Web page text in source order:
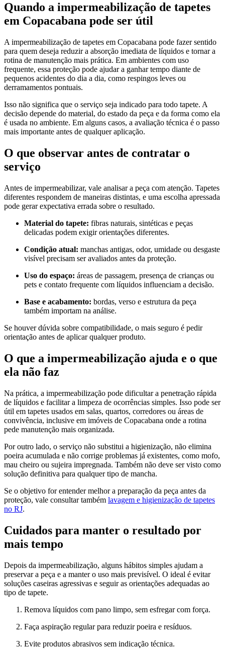
Quando a impermeabilização de tapetes
em Copacabana pode ser útil
A impermeabilização de tapetes em Copacabana pode fazer sentido
para quem deseja reduzir a absorção imediata de líquidos e tornar a
rotina de manutenção mais prática. Em ambientes com uso
frequente, essa proteção pode ajudar a ganhar tempo diante de
pequenos acidentes do dia a dia, como respingos leves ou
derramamentos pontuais.
Isso não significa que o serviço seja indicado para todo tapete. A
decisão depende do material, do estado da peça e da forma como ela
é usada no ambiente. Em alguns casos, a avaliação técnica é o passo
mais importante antes de qualquer aplicação.
O que observar antes de contratar o
serviço
Antes de impermeabilizar, vale analisar a peça com atenção. Tapetes
diferentes respondem de maneiras distintas, e uma escolha apressada
pode gerar expectativa errada sobre o resultado.
Material do tapete: fibras naturais, sintéticas e peças
delicadas podem exigir orientações diferentes.
Condição atual: manchas antigas, odor, umidade ou desgaste
visível precisam ser avaliados antes da proteção.
Uso do espaço: áreas de passagem, presença de crianças ou
pets e contato frequente com líquidos influenciam a decisão.
Base e acabamento: bordas, verso e estrutura da peça
também importam na análise.
Se houver dúvida sobre compatibilidade, o mais seguro é pedir
orientação antes de aplicar qualquer produto.
O que a impermeabilização ajuda e o que
ela não faz
Na prática, a impermeabilização pode dificultar a penetração rápida
de líquidos e facilitar a limpeza de ocorrências simples. Isso pode ser
útil em tapetes usados em salas, quartos, corredores ou áreas de
convivência, inclusive em imóveis de Copacabana onde a rotina
pede manutenção mais organizada.
Por outro lado, o serviço não substitui a higienização, não elimina
poeira acumulada e não corrige problemas já existentes, como mofo,
mau cheiro ou sujeira impregnada. Também não deve ser visto como
solução definitiva para qualquer tipo de mancha.
Se o objetivo for entender melhor a preparação da peça antes da
proteção, vale consultar também lavagem e higienização de tapetes
no RJ.
Cuidados para manter o resultado por
mais tempo
Depois da impermeabilização, alguns hábitos simples ajudam a
preservar a peça e a manter o uso mais previsível. O ideal é evitar
soluções caseiras agressivas e seguir as orientações adequadas ao
tipo de tapete.
Remova líquidos com pano limpo, sem esfregar com força.
Faça aspiração regular para reduzir poeira e resíduos.
Evite produtos abrasivos sem indicação técnica.